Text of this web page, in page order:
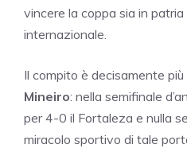
vincere la coppa sia in
internazionale.
Il compito è decisamente
Mineiro: nella semifinale
per 4-0 il Fortaleza e nulla
miracolo sportivo di tale